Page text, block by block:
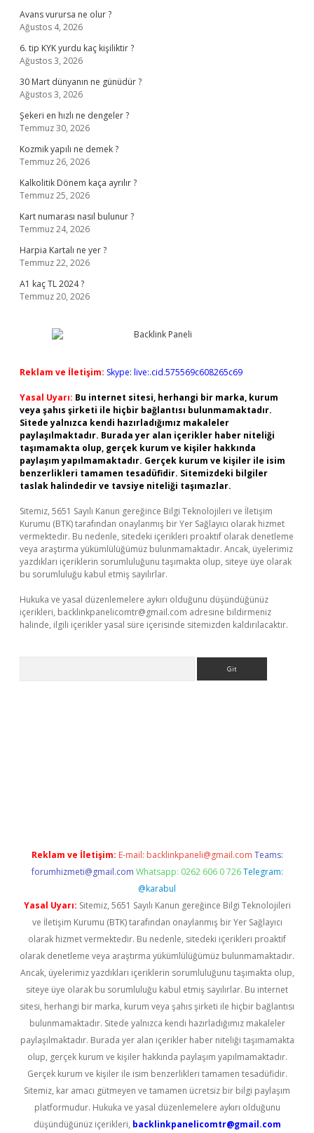
Avans vurursa ne olur ?
Ağustos 4, 2026
6. tip KYK yurdu kaç kişiliktir ?
Ağustos 3, 2026
30 Mart dünyanın ne günüdür ?
Ağustos 3, 2026
Şekeri en hızlı ne dengeler ?
Temmuz 30, 2026
Kozmik yapılı ne demek ?
Temmuz 26, 2026
Kalkolitik Dönem kaça ayrılır ?
Temmuz 25, 2026
Kart numarası nasıl bulunur ?
Temmuz 24, 2026
Harpia Kartalı ne yer ?
Temmuz 22, 2026
A1 kaç TL 2024 ?
Temmuz 20, 2026
Reklam ve İletişim: Skype: live:.cid.575569c608265c69
Yasal Uyarı: Bu internet sitesi, herhangi bir marka, kurum
veya şahıs şirketi ile hiçbir bağlantısı bulunmamaktadır.
Sitede yalnızca kendi hazırladığımız makaleler
paylaşılmaktadır. Burada yer alan içerikler haber niteliği
taşımamakta olup, gerçek kurum ve kişiler hakkında
paylaşım yapılmamaktadır. Gerçek kurum ve kişiler ile isim
benzerlikleri tamamen tesadüfidir. Sitemizdeki bilgiler
taslak halindedir ve tavsiye niteliği taşımazlar.
Sitemiz, 5651 Sayılı Kanun gereğince Bilgi Teknolojileri ve İletişim
Kurumu (BTK) tarafından onaylanmış bir Yer Sağlayıcı olarak hizmet
vermektedir. Bu nedenle, sitedeki içerikleri proaktif olarak denetleme
veya araştırma yükümlülüğümüz bulunmamaktadır. Ancak, üyelerimiz
yazdıkları içeriklerin sorumluluğunu taşımakta olup, siteye üye olarak
bu sorumluluğu kabul etmiş sayılırlar.
Hukuka ve yasal düzenlemelere aykırı olduğunu düşündüğünüz
içerikleri, backlinkpanelicomtr@gmail.com adresine bildirmeniz
halinde, ilgili içerikler yasal süre içerisinde sitemizden kaldırılacaktır.
Reklam ve İletişim: E-mail: backlinkpaneli@gmail.com Teams:
forumhizmeti@gmail.com Whatsapp: 0262 606 0 726 Telegram:
@karabul
Yasal Uyarı: Sitemiz, 5651 Sayılı Kanun gereğince Bilgi Teknolojileri
ve İletişim Kurumu (BTK) tarafından onaylanmış bir Yer Sağlayıcı
olarak hizmet vermektedir. Bu nedenle, sitedeki içerikleri proaktif
olarak denetleme veya araştırma yükümlülüğümüz bulunmamaktadır.
Ancak, üyelerimiz yazdıkları içeriklerin sorumluluğunu taşımakta olup,
siteye üye olarak bu sorumluluğu kabul etmiş sayılırlar. Bu internet
sitesi, herhangi bir marka, kurum veya şahıs şirketi ile hiçbir bağlantısı
bulunmamaktadır. Sitede yalnızca kendi hazırladığımız makaleler
paylaşılmaktadır. Burada yer alan içerikler haber niteliği taşımamakta
olup, gerçek kurum ve kişiler hakkında paylaşım yapılmamaktadır.
Gerçek kurum ve kişiler ile isim benzerlikleri tamamen tesadüfidir.
Sitemiz, kar amacı gütmeyen ve tamamen ücretsiz bir bilgi paylaşım
platformudur. Hukuka ve yasal düzenlemelere aykırı olduğunu
düşündüğünüz içerikleri, backlinkpanelicomtr@gmail.com